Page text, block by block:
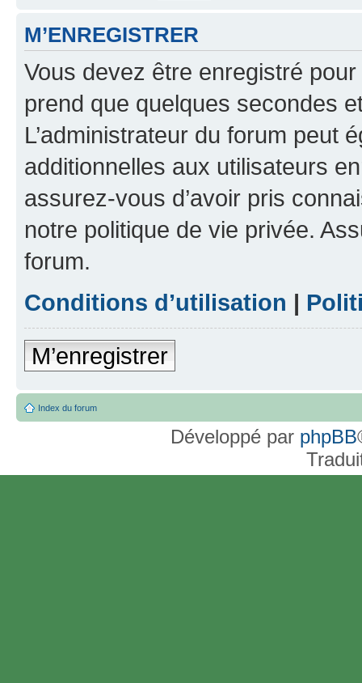
M’ENREGISTRER
Vous devez être enregistré
prend que quelques secondes
L’administrateur du forum peut
additionnelles aux utilisateurs
assurez-vous d’avoir pris
notre politique de vie privée.
forum.
Conditions d’utilisation |
M’enregistrer
Index du forum
Développé par phpBB